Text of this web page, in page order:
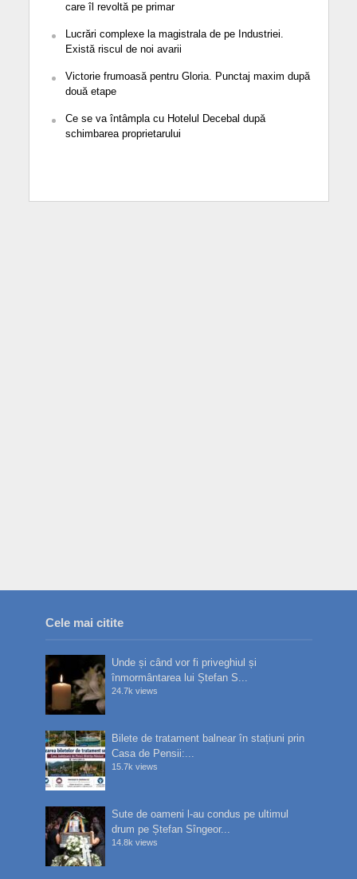
care îl revoltă pe primar
Lucrări complexe la magistrala de pe Industriei.
Există riscul de noi avarii
Victorie frumoasă pentru Gloria. Punctaj maxim după
două etape
Ce se va întâmpla cu Hotelul Decebal după
schimbarea proprietarului
Cele mai citite
Unde și când vor fi priveghiul și
înmormântarea lui Ștefan S...
24.7k views
Bilete de tratament balnear în stațiuni prin
Casa de Pensii:...
15.7k views
Sute de oameni l-au condus pe ultimul
drum pe Ștefan Sîngeor...
14.8k views